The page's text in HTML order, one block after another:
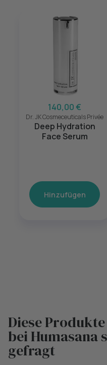
140,00 €
Dr. JK Cosmeceuticals Privée
Deep Hydration
Face Serum
Hinzufügen
Diese
bei Humasana
gefragt